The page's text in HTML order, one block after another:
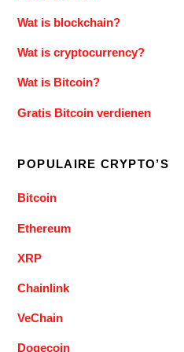
Wat is blockchain?
Wat is cryptocurrency?
Wat is Bitcoin?
Gratis Bitcoin verdienen
POPULAIRE CRYPTO’S
Bitcoin
Ethereum
XRP
Chainlink
VeChain
Dogecoin